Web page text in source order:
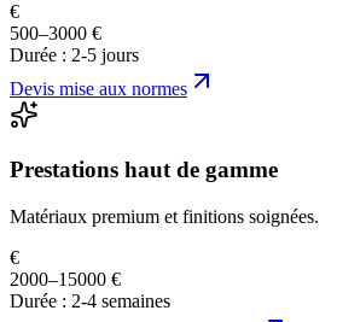
€
500–3000 €
Durée : 2-5 jours
Devis mise aux normes
Prestations haut de gamme
Matériaux premium et finitions soignées.
€
2000–15000 €
Durée : 2-4 semaines